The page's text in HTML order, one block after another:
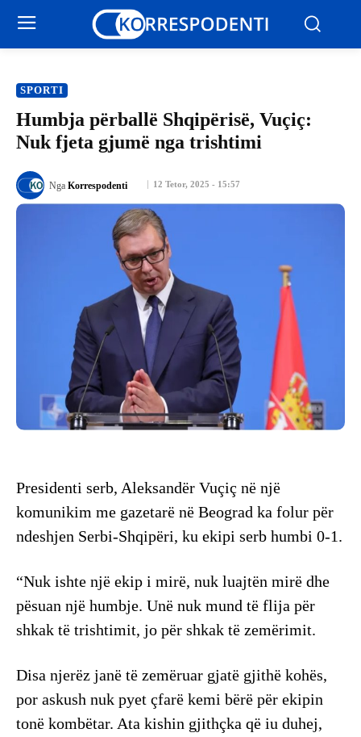
SPORTI
Humbja përballë Shqipërisë, Vuçiç:
Nuk fjeta gjumë nga trishtimi
12 Tetor, 2025 - 15:57
Nga Korrespodenti
Presidenti serb, Aleksandër Vuçiç në një
komunikim me gazetarë në Beograd ka folur për
ndeshjen Serbi-Shqipëri, ku ekipi serb humbi 0-1.
“Nuk ishte një ekip i mirë, nuk luajtën mirë dhe
pësuan një humbje. Unë nuk mund të flija për
shkak të trishtimit, jo për shkak të zemërimit.
Disa njerëz janë të zemëruar gjatë gjithë kohës,
por askush nuk pyet çfarë kemi bërë për ekipin
tonë kombëtar. Ata kishin gjithçka që iu duhej,